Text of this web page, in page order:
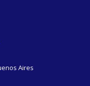
Aires